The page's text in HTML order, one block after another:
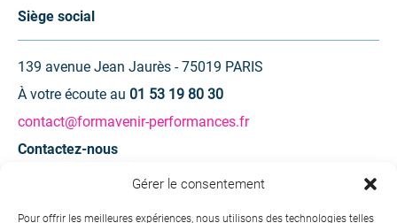
Gérer le consentement
Pour offrir les meilleures expériences, nous utilisons des technologies telles
Siège social
139 avenue Jean Jaurès - 75019 PARIS
À votre écoute au 01 53 19 80 30
contact@formavenir-performances.fr
Contactez-nous